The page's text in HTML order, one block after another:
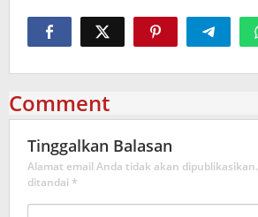
Comment
Tinggalkan Balasan
Alamat email Anda tidak akan dipublikasikan.
ditandai *